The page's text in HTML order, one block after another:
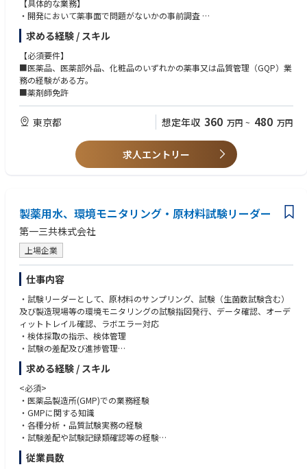
【具体的な業務】
・開発において薬事面で問題がないかの事前調査
・薬事・品質保証関連法規の調査
・海外規制情報収集・薬事申請資料準備、申請手続きなど
求める経験 / スキル
【必須要件】
■医薬品、医薬部外品、化粧品のいずれかの薬事又は品質管理（GQP）業
務の経験がある方。
■薬剤師免許
東京都 想定年収 360 万円 ~ 480 万円
求人エントリー
製薬用水、環境モニタリング・原材料試験リーダー
第一三共株式会社
上場企業
仕事内容
・試験リーダーとして、原材料のサンプリング、試験（生菌数試験含む）
及び製造現場等の環境モニタリングの試験指図発行、データ確認、オーデ
ィットトレイル確認、ラボエラー対応
・検体採取の指示、検体管理
・試験の差配及び進捗管理
・分析機器の管理（校正、メンテナンス、トラブル対応）
・GMP関連業務（逸脱、変更管理対応など）
＜入社後のキャリアパス＞
入社後は環境モニタリング・原材料試験を担う部署にて、試験確認者とし
て、試験差配・管理に従事して、経験と実績を積んでいただきます。その
後、適性に応じて、試験チームリーダーや試験部門の責任者クラスを担っ
求める経験 / スキル
<必須>
・医薬品製造所(GMP)での業務経験
・GMPに関する知識
・各種分析・品質試験実務の経験
・試験差配や試験記録類確認等の経験
・基本的な統計分析スキル
・Word、Excelを用いた基本PCスキル
従業員数